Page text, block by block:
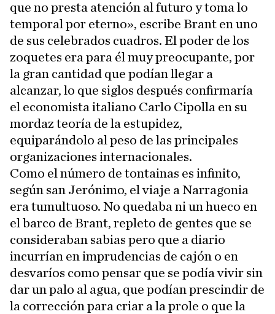
que no presta atención al futuro y toma lo
temporal por eterno», escribe Brant en uno
de sus celebrados cuadros. El poder de los
zoquetes era para él muy preocupante, por
la gran cantidad que podían llegar a
alcanzar, lo que siglos después confirmaría
el economista italiano Carlo Cipolla en su
mordaz teoría de la estupidez,
equiparándolo al peso de las principales
organizaciones internacionales.
Como el número de tontainas es infinito,
según san Jerónimo, el viaje a Narragonia
era tumultuoso. No quedaba ni un hueco en
el barco de Brant, repleto de gentes que se
consideraban sabias pero que a diario
incurrían en imprudencias de cajón o en
desvaríos como pensar que se podía vivir sin
dar un palo al agua, que podían prescindir de
la corrección para criar a la prole o que la